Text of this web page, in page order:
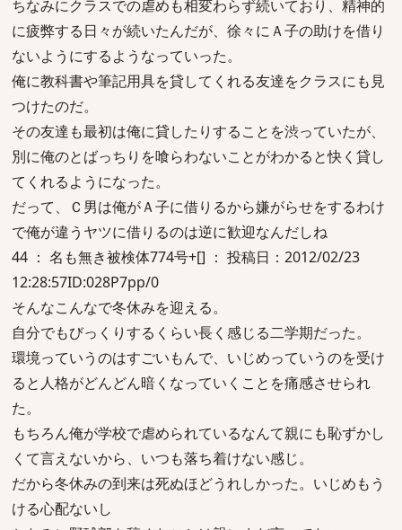
ちなみにクラスでの虐めも相変わらず続いており、精神的
に疲弊する日々が続いたんだが、徐々にＡ子の助けを借り
ないようにするようなっていった。
俺に教科書や筆記用具を貸してくれる友達をクラスにも見
つけたのだ。
その友達も最初は俺に貸したりすることを渋っていたが、
別に俺のとばっちりを喰らわないことがわかると快く貸し
てくれるようになった。
だって、Ｃ男は俺がＡ子に借りるから嫌がらせをするわけ
で俺が違うヤツに借りるのは逆に歓迎なんだしね
44 ： 名も無き被検体774号+[] ： 投稿日：2012/02/23
12:28:57ID:028P7pp/0
そんなこんなで冬休みを迎える。
自分でもびっくりするくらい長く感じる二学期だった。
環境っていうのはすごいもんで、いじめっていうのを受け
ると人格がどんどん暗くなっていくことを痛感させられ
た。
もちろん俺が学校で虐められているなんて親にも恥ずかし
くて言えないから、いつも落ち着けない感じ。
だから冬休みの到来は死ぬほどうれしかった。いじめもう
ける心配ないし